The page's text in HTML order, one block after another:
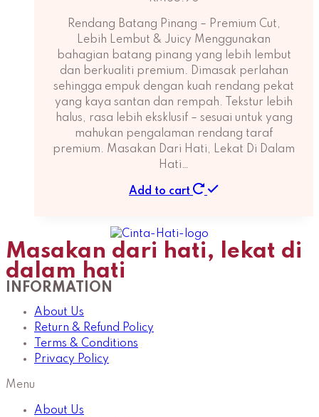
Rendang Batang Pinang – Premium Cut,
Lebih Lembut & Juicy Menggunakan
bahagian batang pinang yang lebih lembut
dan berkualiti premium. Dimasak perlahan
sehingga empuk dengan kuah rendang pekat
yang kaya santan dan rempah. Tekstur lebih
halus, rasa lebih eksklusif – sesuai untuk yang
mahukan pengalaman rendang taraf
premium. Masakan Dari Hati, Lekat Di Dalam
Hati…
Add to cart
Masakan dari hati, lekat di
dalam hati
INFORMATION
About Us
Return & Refund Policy
Terms & Conditions
Privacy Policy
Menu
About Us